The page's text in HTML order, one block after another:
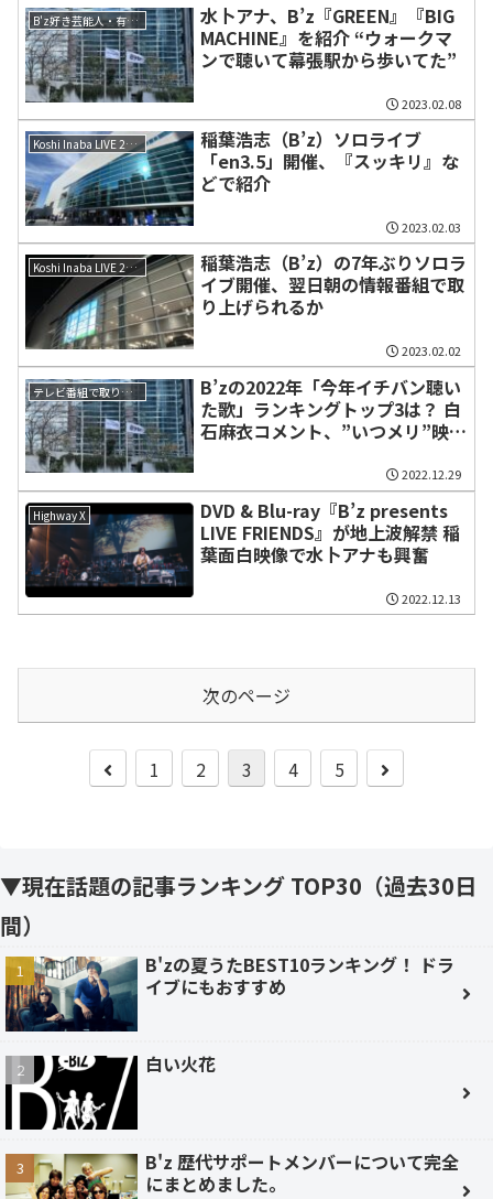
B'z好き芸能人・有名人・ミュージシャン
水卜アナ、B’z『GREEN』『BIG
MACHINE』を紹介 “ウォークマ
ンで聴いて幕張駅から歩いてた”
2023.02.08
Koshi Inaba LIVE 2023 〜en3.5〜
稲葉浩志（B’z）ソロライブ
「en3.5」開催、『スッキリ』な
どで紹介
2023.02.03
Koshi Inaba LIVE 2023 〜en3.5〜
稲葉浩志（B’z）の7年ぶりソロラ
イブ開催、翌日朝の情報番組で取
り上げられるか
2023.02.02
テレビ番組で取り上げられた話題
B’zの2022年「今年イチバン聴い
た歌」ランキングトップ3は？ 白
石麻衣コメント、”いつメリ”映像
2022.12.29
Highway X
DVD & Blu-ray『B’z presents
LIVE FRIENDS』が地上波解禁 稲
葉面白映像で水卜アナも興奮
2022.12.13
次のページ
前
1 2 3 4 5
次
▼現在話題の記事ランキング TOP30（過去30日
間）
B'zの夏うたBEST10ランキング！ ドラ
イブにもおすすめ
白い火花
B'z 歴代サポートメンバーについて完全
にまとめました。